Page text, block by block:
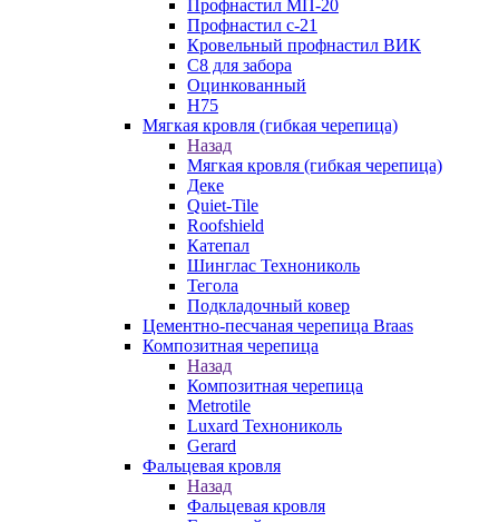
Профнастил МП-20
Профнастил с-21
Кровельный профнастил ВИК
С8 для забора
Оцинкованный
Н75
Мягкая кровля (гибкая черепица)
Назад
Мягкая кровля (гибкая черепица)
Деке
Quiet-Tile
Roofshield
Катепал
Шинглас Технониколь
Тегола
Подкладочный ковер
Цементно-песчаная черепица Braas
Композитная черепица
Назад
Композитная черепица
Metrotile
Luxard Технониколь
Gerard
Фальцевая кровля
Назад
Фальцевая кровля